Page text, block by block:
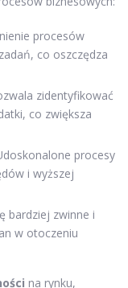
procesów
co oszczędza
zidentyfikować
co zwiększa
procesy
i wyższej
bardziej zwinne i
w otoczeniu
na rynku,